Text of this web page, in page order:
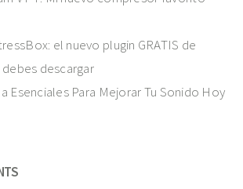
el nuevo plugin GRATIS de
descargar
Esenciales Para Mejorar Tu Sonido Hoy